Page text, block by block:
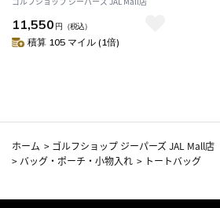
newbalance 2025年モデル 日
本正規品
11,550 円 （税込）
積算 105 マイル (1倍)
ホーム > ゴルフショップ ジーパーズ JAL Mall店
> バッグ・ポーチ・小物入れ > トートバッグ